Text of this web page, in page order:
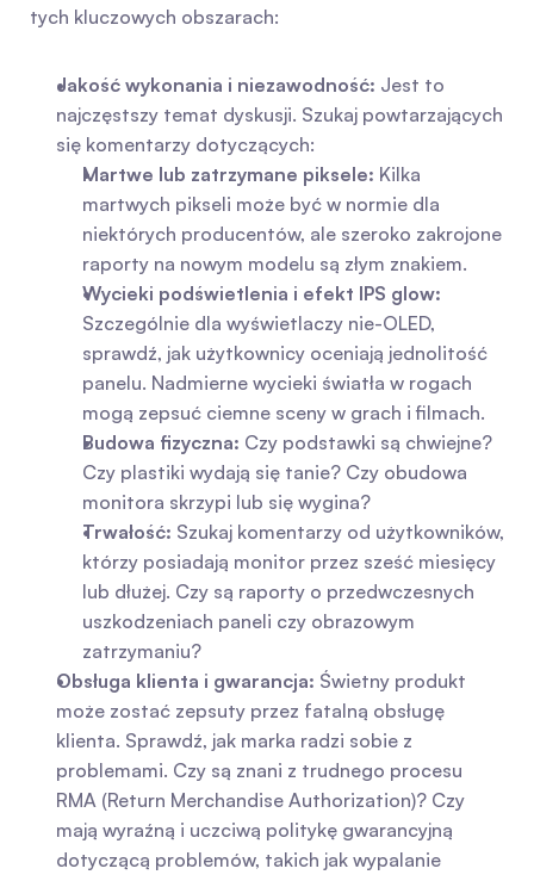
tych kluczowych obszarach:
Jakość wykonania i niezawodność: Jest to
najczęstszy temat dyskusji. Szukaj powtarzających
się komentarzy dotyczących:
Martwe lub zatrzymane piksele: Kilka
martwych pikseli może być w normie dla
niektórych producentów, ale szeroko zakrojone
raporty na nowym modelu są złym znakiem.
Wycieki podświetlenia i efekt IPS glow:
Szczególnie dla wyświetlaczy nie-OLED,
sprawdź, jak użytkownicy oceniają jednolitość
panelu. Nadmierne wycieki światła w rogach
mogą zepsuć ciemne sceny w grach i filmach.
Budowa fizyczna: Czy podstawki są chwiejne?
Czy plastiki wydają się tanie? Czy obudowa
monitora skrzypi lub się wygina?
Trwałość: Szukaj komentarzy od użytkowników,
którzy posiadają monitor przez sześć miesięcy
lub dłużej. Czy są raporty o przedwczesnych
uszkodzeniach paneli czy obrazowym
zatrzymaniu?
Obsługa klienta i gwarancja: Świetny produkt
może zostać zepsuty przez fatalną obsługę
klienta. Sprawdź, jak marka radzi sobie z
problemami. Czy są znani z trudnego procesu
RMA (Return Merchandise Authorization)? Czy
mają wyraźną i uczciwą politykę gwarancyjną
dotyczącą problemów, takich jak wypalanie